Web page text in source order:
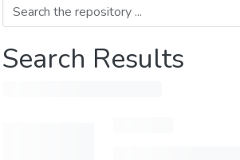
Search Results